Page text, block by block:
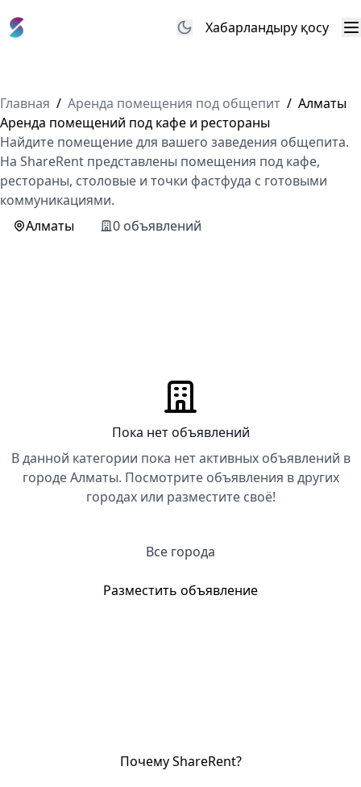
Хабарландыру қосу
Главная / Аренда помещения под общепит / Алматы
Аренда помещений под кафе и рестораны
Найдите помещение для вашего заведения общепита.
На ShareRent представлены помещения под кафе,
рестораны, столовые и точки фастфуда с готовыми
коммуникациями.
Алматы
0 объявлений
Пока нет объявлений
В данной категории пока нет активных объявлений в
городе Алматы. Посмотрите объявления в других
городах или разместите своё!
Все города
Разместить объявление
Почему ShareRent?